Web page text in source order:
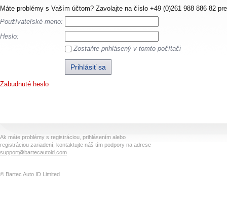
Máte problémy s Vaším účtom? Zavolajte na číslo +49 (0)261 988 886 82
Používateľské meno:
Heslo:
Zostaňte prihlásený v tomto počítači
Zabudnuté heslo
Ak máte problémy s registráciou, prihlásením alebo
registráciou zariadení, kontaktujte náš tím podpory na adrese
support@bartecautoid.com
© Bartec Auto ID Limited